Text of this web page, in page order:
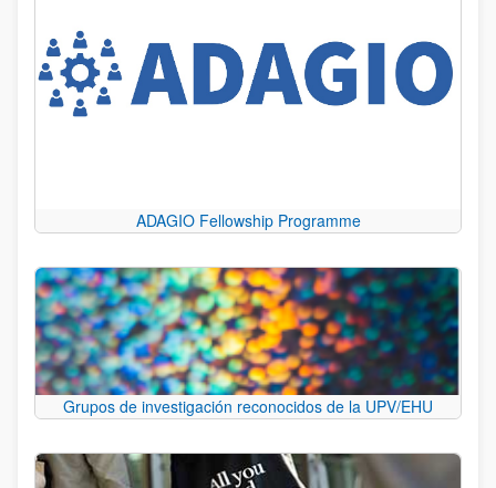
ADAGIO Fellowship Programme
Grupos de investigación reconocidos de la UPV/EHU